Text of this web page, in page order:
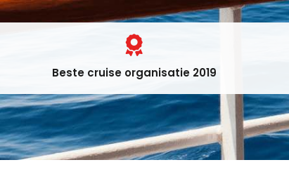
Beste cruise organisatie 2019